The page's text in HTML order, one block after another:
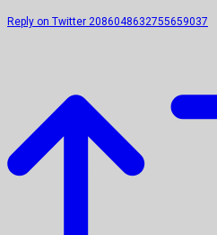
Reply on Twitter 2086048632755659037